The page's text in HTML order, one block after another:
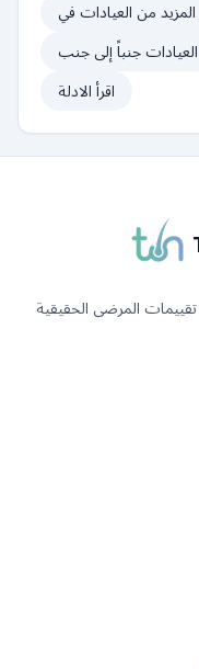
من العيادات في
جنباً إلى جنب
اقرأ الادلة